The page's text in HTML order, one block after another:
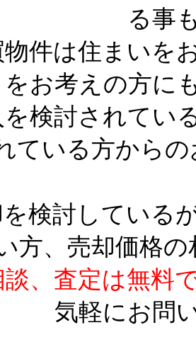
る事
物件は住まいを
をお考えの方に
を検討されてい
ている方から
検討している
方、売却価格
談、査定は無料
気軽にお問